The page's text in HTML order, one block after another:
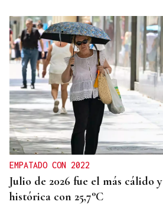
EMPATADO CON 2022
Julio de 2026 fue el más cálido
histórica con 25,7°C